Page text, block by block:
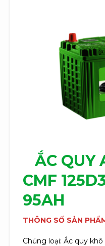
ẮC QUY
CMF
95AH
THÔNG SỐ SẢN
Chủng loại: Ắc quy